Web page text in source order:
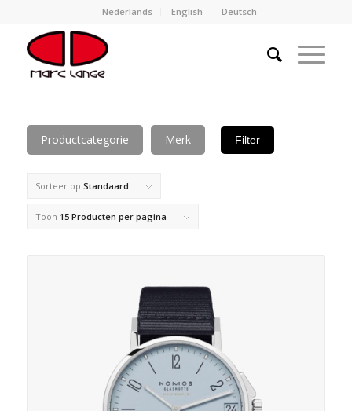
Nederlands English Deutsch
Productcategorie Merk Filter
Sorteer op Standaard
Toon 15 Producten per pagina